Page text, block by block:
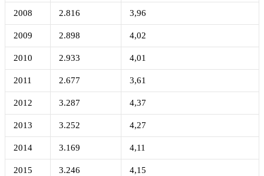
2008 2.816 3,96
2009 2.898 4,02
2010 2.933 4,01
2011 2.677 3,61
2012 3.287 4,37
2013 3.252 4,27
2014 3.169 4,11
2015 3.246 4,15